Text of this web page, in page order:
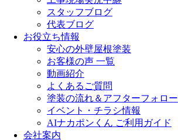
スタッフブログ
代表ブログ
お役立ち情報
安心の外壁屋根塗装
お客様の声 一覧
動画紹介
よくあるご質問
塗装の流れ＆アフターフォロー
イベント・チラシ情報
AIナカポンくん ご利用ガイド
会社案内